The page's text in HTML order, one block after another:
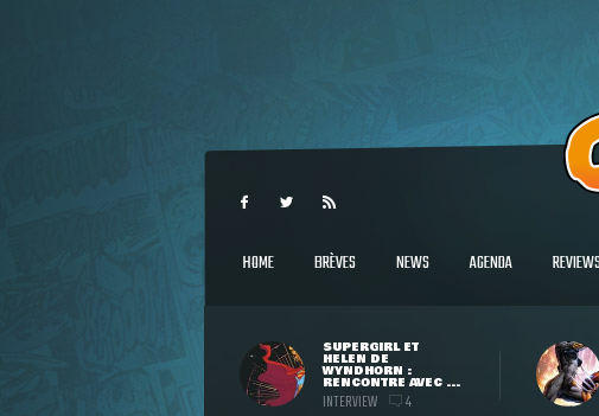
HOME BRÈVES NEWS AGENDA
SUPERGIRL ET
HELEN DE
WYNDHORN :
RENCONTRE AVEC ...
INTERVIEW 4